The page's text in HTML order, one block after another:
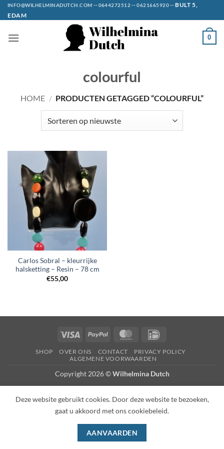
Ga
naar
INFO@WILHELMINADUTCH.COM --0644272512--0621665920--BULT 5,
EDAM
0
colourful
HOME / PRODUCTEN GETAGGED “COLOURFUL”
Carlos Sobral – kleurrijke
halsketting – Resin – 78 cm
€55,00
Visa PayPal MasterCard
SHOP OVER ONS CONTACT
PRIVACY POLICY
ALGEMENE VOORWAARDEN
Copyright 2026 ©Wilhelmina Dutch
Deze website gebruikt cookies. Door deze website te bezoeken,
gaat u akkoord met ons cookiebeleid.
AANVAARDEN